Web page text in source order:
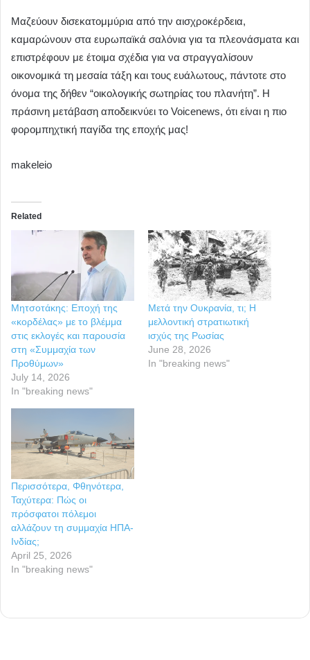
Μαζεύουν δισεκατομμύρια από την αισχροκέρδεια,
καμαρώνουν στα ευρωπαϊκά σαλόνια για τα πλεονάσματα και
επιστρέφουν με έτοιμα σχέδια για να στραγγαλίσουν
οικονομικά τη μεσαία τάξη και τους ευάλωτους, πάντοτε στο
όνομα της δήθεν “οικολογικής σωτηρίας του πλανήτη”. Η
πράσινη μετάβαση αποδεικνύει το Voicenews, ότι είναι η πιο
φορομπηχτική παγίδα της εποχής μας!
makeleio
Related
Μητσοτάκης: Εποχή της
«κορδέλας» με το βλέμμα
στις εκλογές και παρουσία
στη «Συμμαχία των
Προθύμων»
July 14, 2026
In "breaking news"
Μετά την Ουκρανία, τι; Η
μελλοντική στρατιωτική
ισχύς της Ρωσίας
June 28, 2026
In "breaking news"
Περισσότερα, Φθηνότερα,
Ταχύτερα: Πώς οι
πρόσφατοι πόλεμοι
αλλάζουν τη συμμαχία ΗΠΑ-
Ινδίας;
April 25, 2026
In "breaking news"